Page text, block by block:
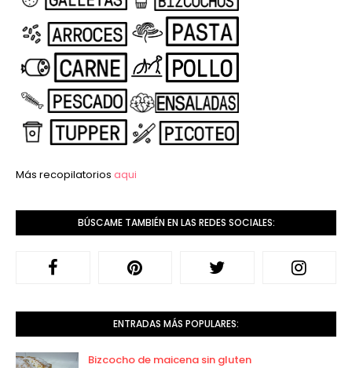
Más recopilatorios aqui
BÚSCAME TAMBIÉN EN LAS REDES SOCIALES:
ENTRADAS MÁS POPULARES:
Bizcocho de maicena sin gluten